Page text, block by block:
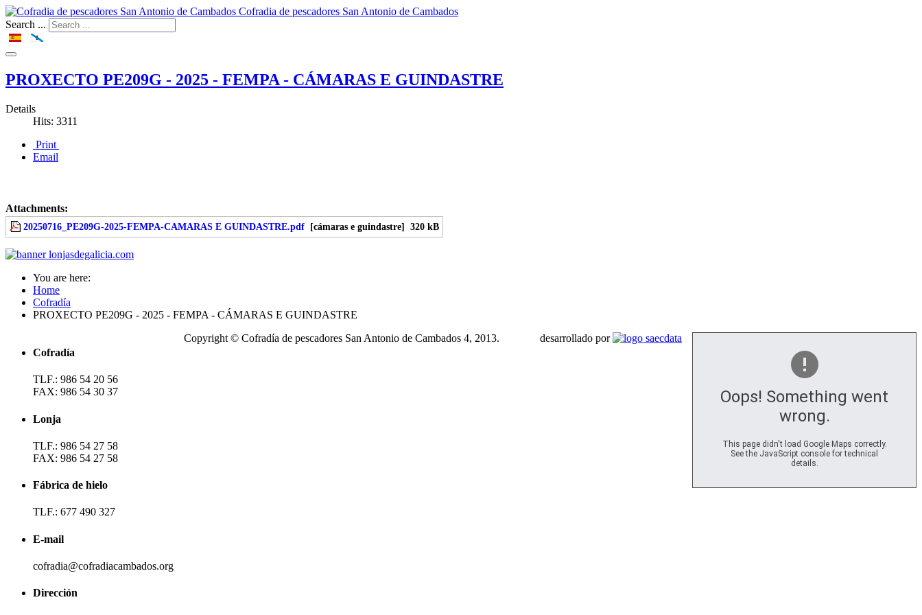
Cofradia de pescadores San Antonio de Cambados
Search ...
PROXECTO PE209G - 2025 - FEMPA - CÁMARAS E GUINDASTRE
Details
Hits: 3311
Print
Email
Attachments:
20250716_PE209G-2025-FEMPA-CAMARAS E GUINDASTRE.pdf [cámaras e guindastre] 320 kB
You are here:
Home
Cofradía
PROXECTO PE209G - 2025 - FEMPA - CÁMARAS E GUINDASTRE
Cofradía
TLF.: 986 54 20 56
FAX: 986 54 30 37
Lonja
TLF.: 986 54 27 58
FAX: 986 54 27 58
Fábrica de hielo
TLF.: 677 490 327
E-mail
cofradia@cofradiacambados.org
Dirección
Oops! Something went
wrong.
This page didn't load Google Maps correctly.
See the JavaScript console for technical
details.
Copyright © Cofradía de pescadores San Antonio de Cambados 4, 2013. desarrollado por